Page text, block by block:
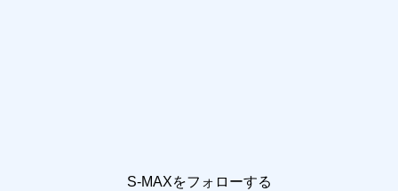
S-MAXをフォローする